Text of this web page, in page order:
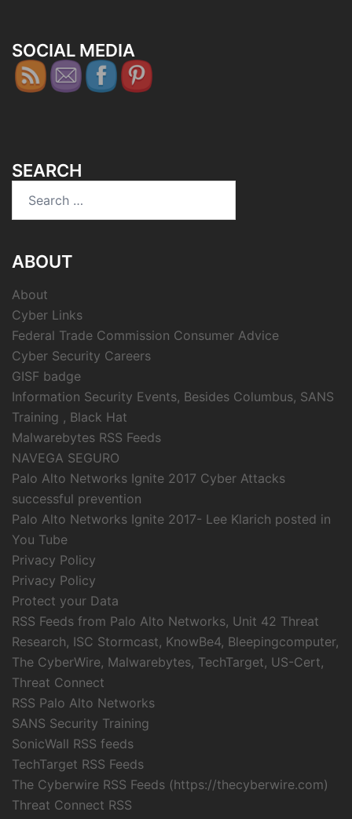
SOCIAL MEDIA
SEARCH
for:
ABOUT
About
Cyber Links
Federal Trade Commission Consumer Advice
Cyber Security Careers
GISF badge
Information Security Events, Besides Columbus, SANS
Training , Black Hat
Malwarebytes RSS Feeds
NAVEGA SEGURO
Palo Alto Networks Ignite 2017 Cyber Attacks
successful prevention
Palo Alto Networks Ignite 2017- Lee Klarich posted in
You Tube
Privacy Policy
Privacy Policy
Protect your Data
RSS Feeds from Palo Alto Networks, Unit 42 Threat
Research, ISC Stormcast, KnowBe4, Bleepingcomputer,
The CyberWire, Malwarebytes, TechTarget, US-Cert,
Threat Connect
RSS Palo Alto Networks
SANS Security Training
SonicWall RSS feeds
TechTarget RSS Feeds
The Cyberwire RSS Feeds (https://thecyberwire.com)
Threat Connect RSS